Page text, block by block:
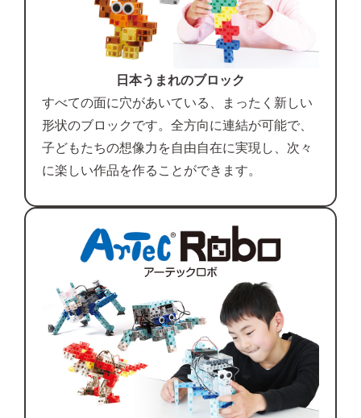
日本うまれのブロック
すべての面に穴があいている、まったく新しい
形状のブロックです。全方向に連結が可能で、
子どもたちの想像力を自由自在に実現し、次々
に楽しい作品を作ることができます。